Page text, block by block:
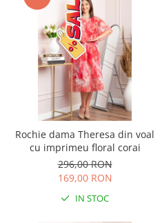
Rochie dama Theresa din voal
cu imprimeu floral corai
296,00 RON
169,00 RON
IN STOC